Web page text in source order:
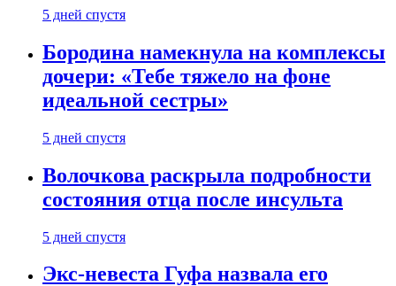
5 дней спустя
Бородина намекнула на комплексы
дочери: «Тебе тяжело на фоне
идеальной сестры»
5 дней спустя
Волочкова раскрыла подробности
состояния отца после инсульта
5 дней спустя
Экс-невеста Гуфа назвала его